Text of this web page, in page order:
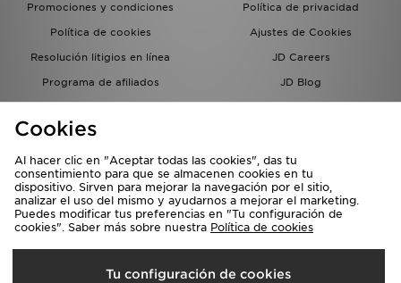
Promociones y condiciones
Política de privacidad
Política de cookies
Ajustes de Cookies
Resolución litigios en línea
JD Careers
Programa de afiliados
JD Blog
del grupo JD - Whistleblowing
Selecciona País
España
Cookies
Al hacer clic en "Aceptar todas las cookies", das tu
consentimiento para que se almacenen cookies en tu
dispositivo. Sirven para mejorar la navegación por el sitio,
analizar el uso del mismo y ayudarnos a mejorar el marketing.
Puedes modificar tus preferencias en "Tu configuración de
cookies". Saber más sobre nuestra Política de cookies
Tu configuración de cookies